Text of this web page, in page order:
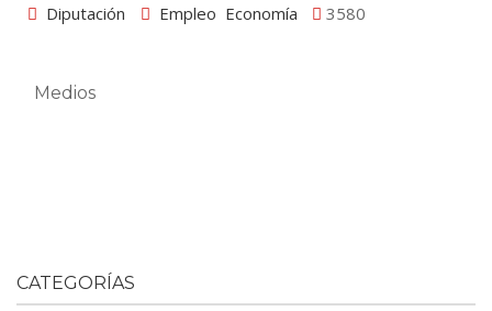
Diputación
Empleo Economía 3580
Medios
CATEGORÍAS